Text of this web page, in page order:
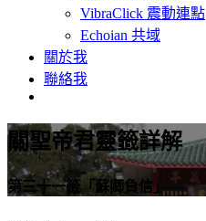
VibraClick 震動連點
Echoian 共域
關於我
聯絡我
關聖帝君靈籤詳解
第三十一籤「蘇卿負信」